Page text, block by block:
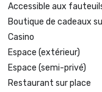
Accessible aux
Boutique de cadeaux
Casino
Espace (extérieur)
Espace (semi-privé)
Restaurant sur place